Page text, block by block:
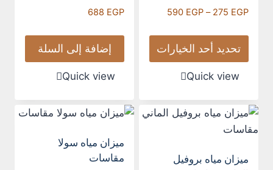
275 EGP
–
590 EGP
تحديد أحد الخيارات
Quick view
688 EGP
إضافة إلى السلة
Quick view
ميزان مياه بروفيل
ميزان مياه سولا
مقاسات